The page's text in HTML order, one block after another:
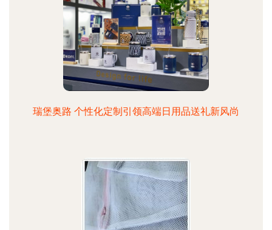
瑞堡奥路 个性化定制引领高端日用品送礼新风尚